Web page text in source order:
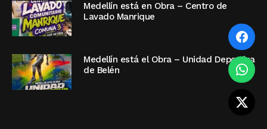
Medellín está en Obra – Centro de
Lavado Manrique
Medellín está el Obra – Unidad Deportiva
de Belén